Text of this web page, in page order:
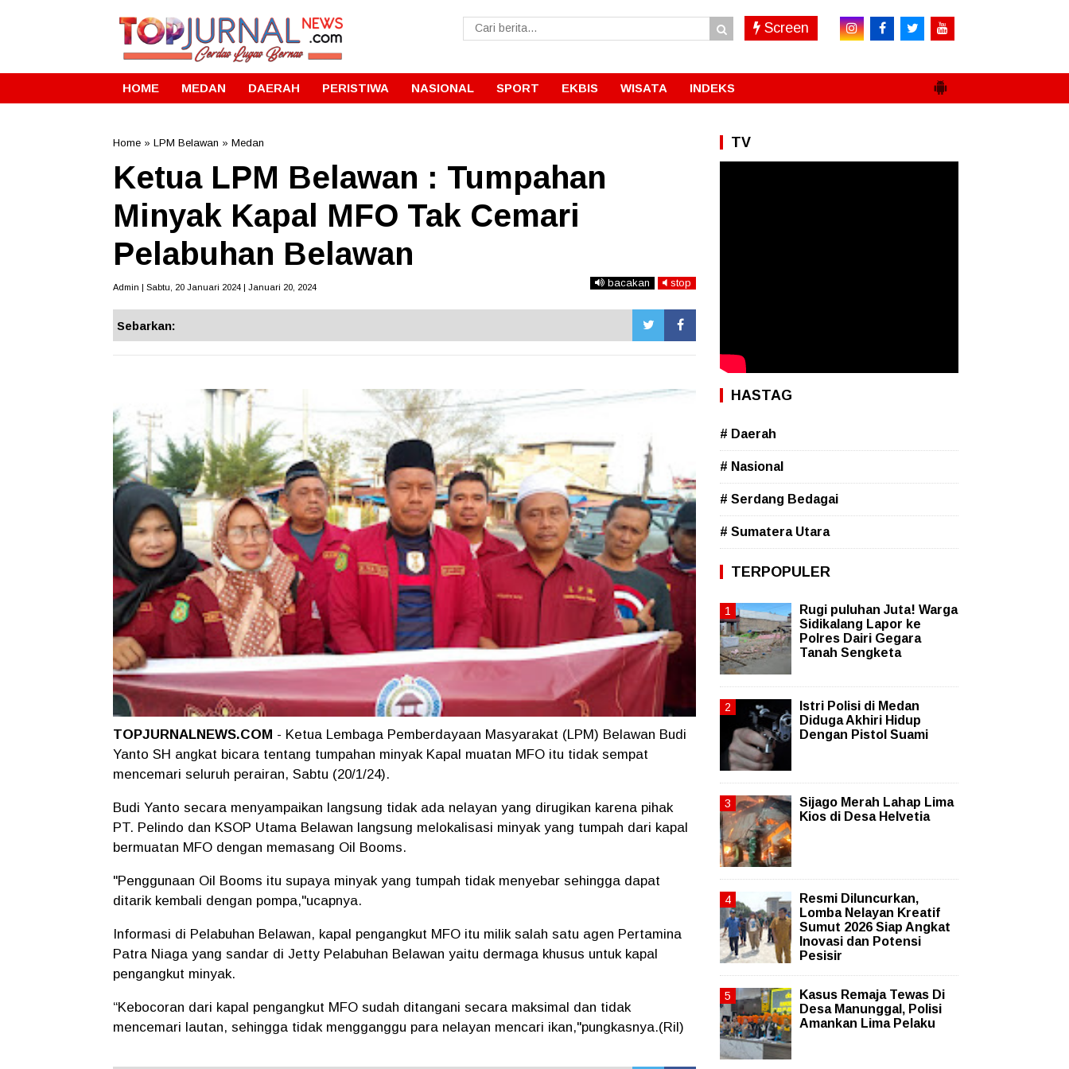
Screen
HOME MEDAN DAERAH PERISTIWA NASIONAL SPORT EKBIS WISATA INDEKS
Home » LPM Belawan » Medan
Ketua LPM Belawan : Tumpahan
Minyak Kapal MFO Tak Cemari
Pelabuhan Belawan
Admin | Sabtu, 20 Januari 2024 | Januari 20, 2024 bacakan stop
Sebarkan:
TOPJURNALNEWS.COM - Ketua Lembaga Pemberdayaan Masyarakat (LPM) Belawan Budi
Yanto SH angkat bicara tentang tumpahan minyak Kapal muatan MFO itu tidak sempat
mencemari seluruh perairan, Sabtu (20/1/24).
Budi Yanto secara menyampaikan langsung tidak ada nelayan yang dirugikan karena pihak
PT. Pelindo dan KSOP Utama Belawan langsung melokalisasi minyak yang tumpah dari kapal
bermuatan MFO dengan memasang Oil Booms.
"Penggunaan Oil Booms itu supaya minyak yang tumpah tidak menyebar sehingga dapat
ditarik kembali dengan pompa,"ucapnya.
Informasi di Pelabuhan Belawan, kapal pengangkut MFO itu milik salah satu agen Pertamina
Patra Niaga yang sandar di Jetty Pelabuhan Belawan yaitu dermaga khusus untuk kapal
pengangkut minyak.
“Kebocoran dari kapal pengangkut MFO sudah ditangani secara maksimal dan tidak
mencemari lautan, sehingga tidak mengganggu para nelayan mencari ikan,"pungkasnya.(Ril)
TV
HASTAG
# Daerah
# Nasional
# Serdang Bedagai
# Sumatera Utara
TERPOPULER
Rugi puluhan Juta! Warga
Sidikalang Lapor ke
Polres Dairi Gegara
Tanah Sengketa
Istri Polisi di Medan
Diduga Akhiri Hidup
Dengan Pistol Suami
Sijago Merah Lahap Lima
Kios di Desa Helvetia
Resmi Diluncurkan,
Lomba Nelayan Kreatif
Sumut 2026 Siap Angkat
Inovasi dan Potensi
Pesisir
Kasus Remaja Tewas Di
Desa Manunggal, Polisi
Amankan Lima Pelaku